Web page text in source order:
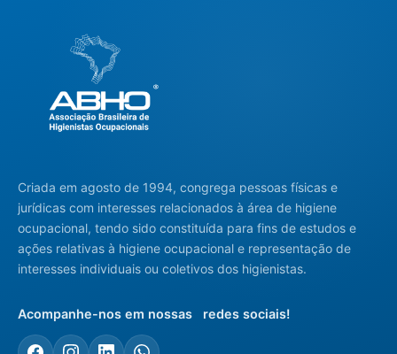
Criada em agosto de 1994, congrega pessoas físicas e
jurídicas com interesses relacionados à área de higiene
ocupacional, tendo sido constituída para fins de estudos e
ações relativas à higiene ocupacional e representação de
interesses individuais ou coletivos dos higienistas.
Acompanhe-nos em nossas redes sociais!